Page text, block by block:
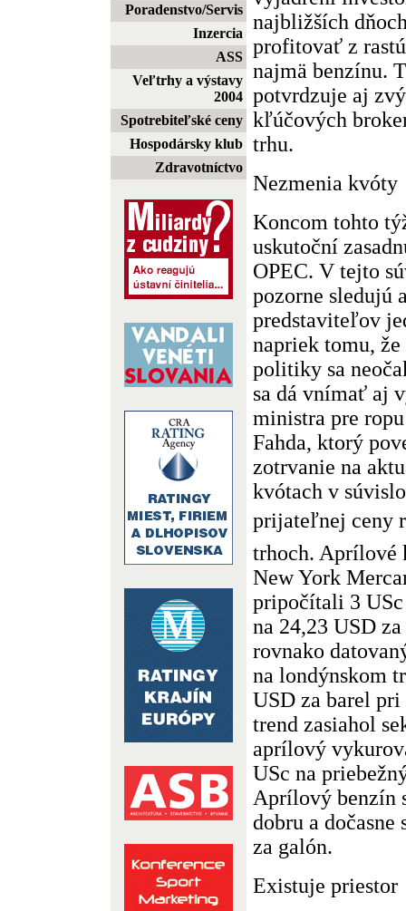
Poradenstvo/Servis
Inzercia
ASS
Veľtrhy a výstavy
2004
Spotrebiteľské ceny
Hospodársky klub
Zdravotníctvo
najbližších
profitovať z
najmä benzínu.
potvrdzuje aj
kľúčových
trhu.
Nezmenia kvóty
Koncom tohto
uskutoční
OPEC. V tejto
pozorne sledujú
predstaviteľov
napriek tomu,
politiky sa
sa dá vnímať aj
ministra pre
Fahda, ktorý
zotrvanie na
kvótach v
prijateľnej
trhoch. Aprílové
New York
pripočítali 3 USc
na 24,23 USD
rovnako
na londýnskom
USD za barel
trend zasiahol
aprílový
USc na
Aprílový benzín
dobru a dočasne
za galón.
Existuje priestor